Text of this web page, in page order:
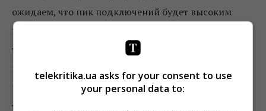
ожидаем, что пик подключений будет высоким
после кодирования. Мы хотим дать шанс
телезрителям успеть подключиться к услуге к дате
кодирование. После 28 января среди каналов
группы в открытом виде на спутнике будет
транслироваться только информационный
telekritika.ua asks for your consent to use
your personal data to: